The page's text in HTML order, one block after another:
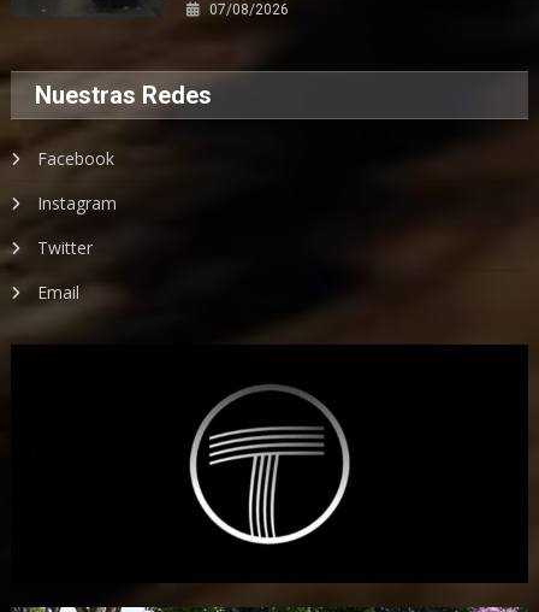
07/08/2026
Nuestras Redes
Facebook
Instagram
Twitter
Email